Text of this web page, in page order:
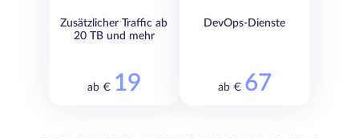
Zusätzlicher Traffic ab
20 TB und mehr
ab € 19
DevOps-Dienste
ab € 67